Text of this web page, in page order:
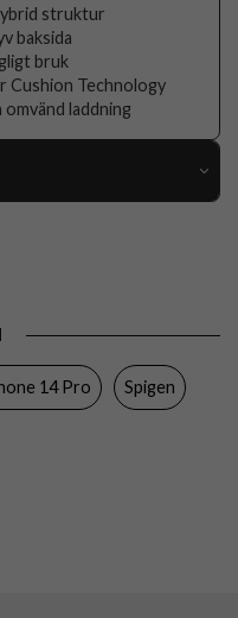
struktur
baksida
bruk
Cushion Technology
laddning
laddning-kompatibel
Genomskinlig, Svart
14 Pro Spigen